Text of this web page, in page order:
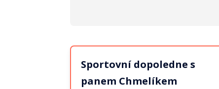
Sportovní dopoledne s
panem Chmelíkem